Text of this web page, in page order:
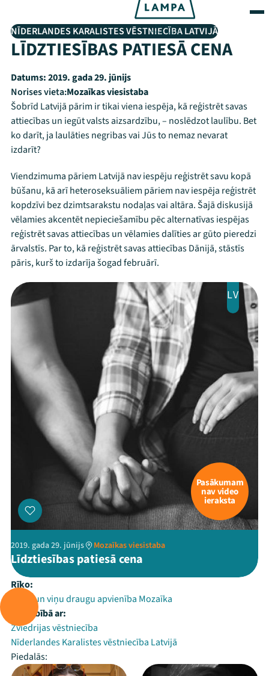
NĪDERLANDES KARALISTES VĒSTNIECĪBA LATVIJĀ
LĪDZTIESĪBAS PATIESĀ CENA
Datums:2019. gada 29. jūnijs
Norises vieta:Mozaīkas viesistaba
Šobrīd Latvijā pārim ir tikai viena iespēja, kā reģistrēt savas
attiecības un iegūt valsts aizsardzību, – noslēdzot laulību. Bet
ko darīt, ja laulāties negribas vai Jūs to nemaz nevarat
izdarīt?
Viendzimuma pāriem Latvijā nav iespēju reģistrēt savu kopā
būšanu, kā arī heteroseksuāliem pāriem nav iespēja reģistrēt
kopdzīvi bez dzimtsarakstu nodaļas vai altāra. Šajā diskusijā
vēlamies akcentēt nepieciešamību pēc alternatīvas iespējas
reģistrēt savas attiecības un vēlamies dalīties ar gūto pieredzi
ārvalstīs. Par to, kā reģistrēt savas attiecības Dānijā, stāstīs
pāris, kurš to izdarīja šogad februārī.
LV
Pasākumam
nav video
ieraksta
2019. gada 29. jūnijs Mozaīkas viesistaba
Līdztiesības patiesā cena
Rīko:
LGBT un viņu draugu apvienība Mozaīka
Sadarbībā ar:
Zviedrijas vēstniecība
Nīderlandes Karalistes vēstniecība Latvijā
Piedalās: